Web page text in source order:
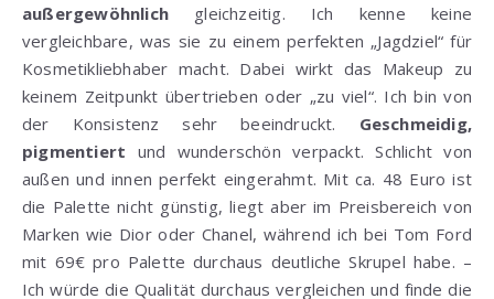
außergewöhnlich gleichzeitig. Ich kenne keine
vergleichbare, was sie zu einem perfekten „Jagdziel“ für
Kosmetikliebhaber macht. Dabei wirkt das Makeup zu
keinem Zeitpunkt übertrieben oder „zu viel“. Ich bin von
der Konsistenz sehr beeindruckt. Geschmeidig,
pigmentiert und wunderschön verpackt. Schlicht von
außen und innen perfekt eingerahmt. Mit ca. 48 Euro ist
die Palette nicht günstig, liegt aber im Preisbereich von
Marken wie Dior oder Chanel, während ich bei Tom Ford
mit 69€ pro Palette durchaus deutliche Skrupel habe. –
Ich würde die Qualität durchaus vergleichen und finde die